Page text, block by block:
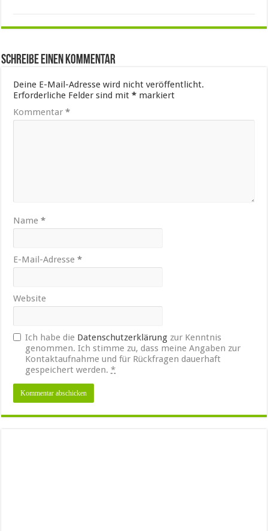
Schreibe einen Kommentar
Deine E-Mail-Adresse wird nicht veröffentlicht.
Erforderliche Felder sind mit* markiert
Kommentar*
Name*
E-Mail-Adresse*
Website
Ich habe die Datenschutzerklärung zur Kenntnis
genommen. Ich stimme zu, dass meine Angaben zur
Kontaktaufnahme und für Rückfragen dauerhaft
gespeichert werden.*